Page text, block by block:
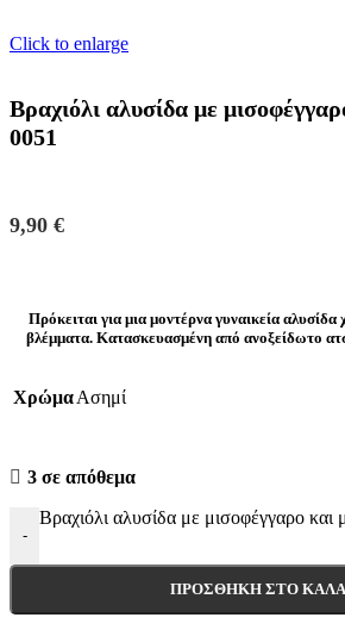
Click to enlarge
Βραχιόλι αλυσίδα με
0051
9,90 €
Πρόκειται για μια μοντέρνα γυναικεία αλυσίδα
βλέμματα. Κατασκευασμένη από ανοξείδωτο
ΧρώμαΑσημί
3 σε απόθεμα
-
Βραχιόλι αλυσίδα με μισοφέγγαρο και
ΠΡΟΣΘΉΚΗ ΣΤΟ